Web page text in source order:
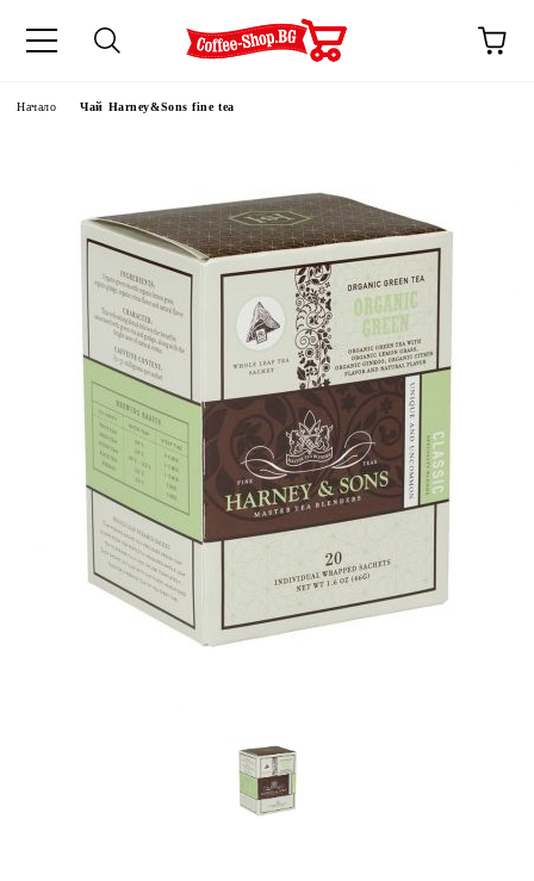
Начало Чай Harney&Sons fine tea